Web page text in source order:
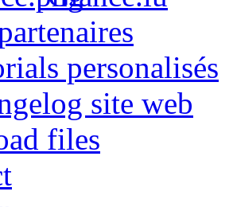
personalisés
site web
files